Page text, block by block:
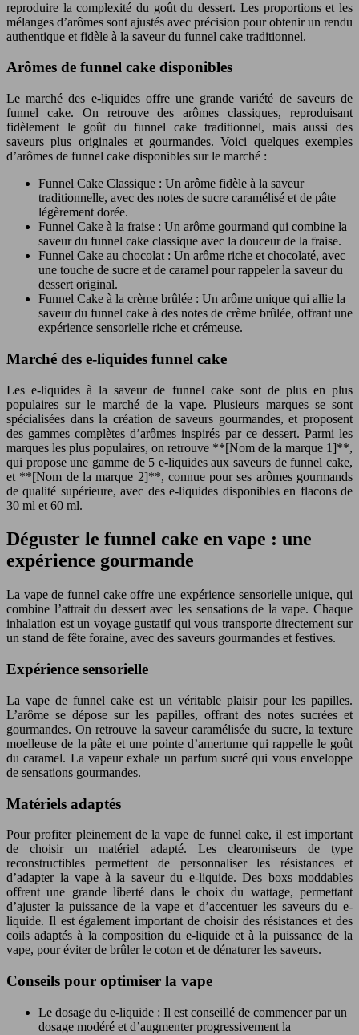
reproduire la complexité du goût du dessert. Les proportions et les
mélanges d’arômes sont ajustés avec précision pour obtenir un rendu
authentique et fidèle à la saveur du funnel cake traditionnel.
Arômes de funnel cake disponibles
Le marché des e-liquides offre une grande variété de saveurs de
funnel cake. On retrouve des arômes classiques, reproduisant
fidèlement le goût du funnel cake traditionnel, mais aussi des
saveurs plus originales et gourmandes. Voici quelques exemples
d’arômes de funnel cake disponibles sur le marché :
Funnel Cake Classique : Un arôme fidèle à la saveur
traditionnelle, avec des notes de sucre caramélisé et de pâte
légèrement dorée.
Funnel Cake à la fraise : Un arôme gourmand qui combine la
saveur du funnel cake classique avec la douceur de la fraise.
Funnel Cake au chocolat : Un arôme riche et chocolaté, avec
une touche de sucre et de caramel pour rappeler la saveur du
dessert original.
Funnel Cake à la crème brûlée : Un arôme unique qui allie la
saveur du funnel cake à des notes de crème brûlée, offrant une
expérience sensorielle riche et crémeuse.
Marché des e-liquides funnel cake
Les e-liquides à la saveur de funnel cake sont de plus en plus
populaires sur le marché de la vape. Plusieurs marques se sont
spécialisées dans la création de saveurs gourmandes, et proposent
des gammes complètes d’arômes inspirés par ce dessert. Parmi les
marques les plus populaires, on retrouve **[Nom de la marque 1]**,
qui propose une gamme de 5 e-liquides aux saveurs de funnel cake,
et **[Nom de la marque 2]**, connue pour ses arômes gourmands
de qualité supérieure, avec des e-liquides disponibles en flacons de
30 ml et 60 ml.
Déguster le funnel cake en vape : une
expérience gourmande
La vape de funnel cake offre une expérience sensorielle unique, qui
combine l’attrait du dessert avec les sensations de la vape. Chaque
inhalation est un voyage gustatif qui vous transporte directement sur
un stand de fête foraine, avec des saveurs gourmandes et festives.
Expérience sensorielle
La vape de funnel cake est un véritable plaisir pour les papilles.
L’arôme se dépose sur les papilles, offrant des notes sucrées et
gourmandes. On retrouve la saveur caramélisée du sucre, la texture
moelleuse de la pâte et une pointe d’amertume qui rappelle le goût
du caramel. La vapeur exhale un parfum sucré qui vous enveloppe
de sensations gourmandes.
Matériels adaptés
Pour profiter pleinement de la vape de funnel cake, il est important
de choisir un matériel adapté. Les clearomiseurs de type
reconstructibles permettent de personnaliser les résistances et
d’adapter la vape à la saveur du e-liquide. Des boxs moddables
offrent une grande liberté dans le choix du wattage, permettant
d’ajuster la puissance de la vape et d’accentuer les saveurs du e-
liquide. Il est également important de choisir des résistances et des
coils adaptés à la composition du e-liquide et à la puissance de la
vape, pour éviter de brûler le coton et de dénaturer les saveurs.
Conseils pour optimiser la vape
Le dosage du e-liquide : Il est conseillé de commencer par un
dosage modéré et d’augmenter progressivement la